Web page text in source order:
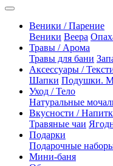
Веники / Парение
Веники Веера
Травы / Арома
Травы для бани
Аксессуары /
Шапки Подушки.
Уход / Тело
Натуральные
Вкусности /
Травяные чаи
Подарки
Подарочные
Мини-баня